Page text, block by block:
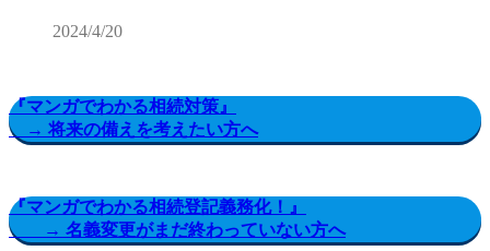
2024/4/20
『マンガでわかる相続対策』
→ 将来の備えを考えたい方へ
『マンガでわかる相続登記義務化！』
→ 名義変更がまだ終わっていない方へ